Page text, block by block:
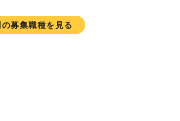
募集職種を見る